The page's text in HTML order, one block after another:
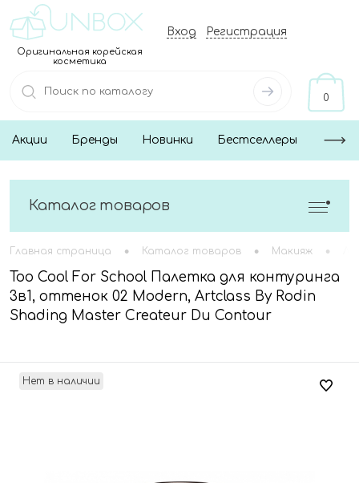
Оригинальная корейская
косметика
Вход Регистрация
0
Акции Бренды Новинки Бестселлеры
Каталог товаров
Главная страница • Каталог товаров • Макияж •
Too Cool For School Палетка для контуринга
3в1, оттенок 02 Modern, Artclass By Rodin
Shading Master Createur Du Contour
Нет в наличии